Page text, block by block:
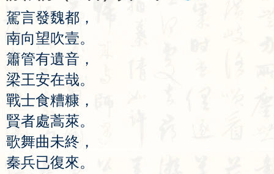
駕言發魏都 ，
南向望吹壹。
簫管有遺音 ，
梁王安在哉。
戰士食糟糠 ，
賢者處蒿萊。
歌舞曲未終 ，
秦兵已復來。